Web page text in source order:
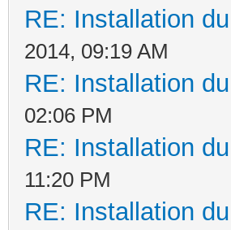
RE: Installation
2014, 09:19 AM
RE: Installation
02:06 PM
RE: Installation
11:20 PM
RE: Installation